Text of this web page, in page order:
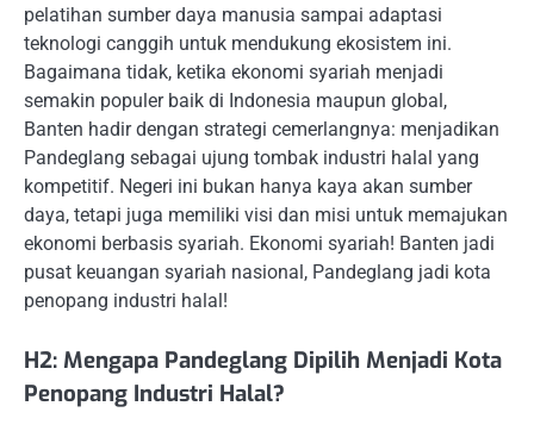
pelatihan sumber daya manusia sampai adaptasi
teknologi canggih untuk mendukung ekosistem ini.
Bagaimana tidak, ketika ekonomi syariah menjadi
semakin populer baik di Indonesia maupun global,
Banten hadir dengan strategi cemerlangnya: menjadikan
Pandeglang sebagai ujung tombak industri halal yang
kompetitif. Negeri ini bukan hanya kaya akan sumber
daya, tetapi juga memiliki visi dan misi untuk memajukan
ekonomi berbasis syariah. Ekonomi syariah! Banten jadi
pusat keuangan syariah nasional, Pandeglang jadi kota
penopang industri halal!
H2: Mengapa Pandeglang Dipilih Menjadi Kota
Penopang Industri Halal?